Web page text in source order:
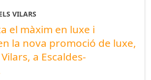
VILARS
el màxim en luxe i
la nova promoció de luxe,
a Escaldes-